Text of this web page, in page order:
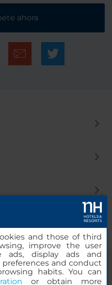
ahora
and those of third
improve the user
ads, display ads and
and conduct
habits. You can
or obtain more